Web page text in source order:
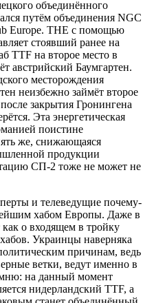
объединённого
путём объединения NGC
Europe. THE с помощью
стоявший ранее на
TTF на второе место в
австрийский Баумгартен.
месторождения
неизбежно займёт второе
закрытия Гронингена
Эта энергетическая
поистине
же, снижающаяся
продукции
СП-2 тоже не может не
и телеведущие почему-
хабом Европы. Даже в
о входящем в тройку
Украинцы наверняка
причинам, ведь
ветки, ведут именно в
на данный момент
нидерландский TTF, а